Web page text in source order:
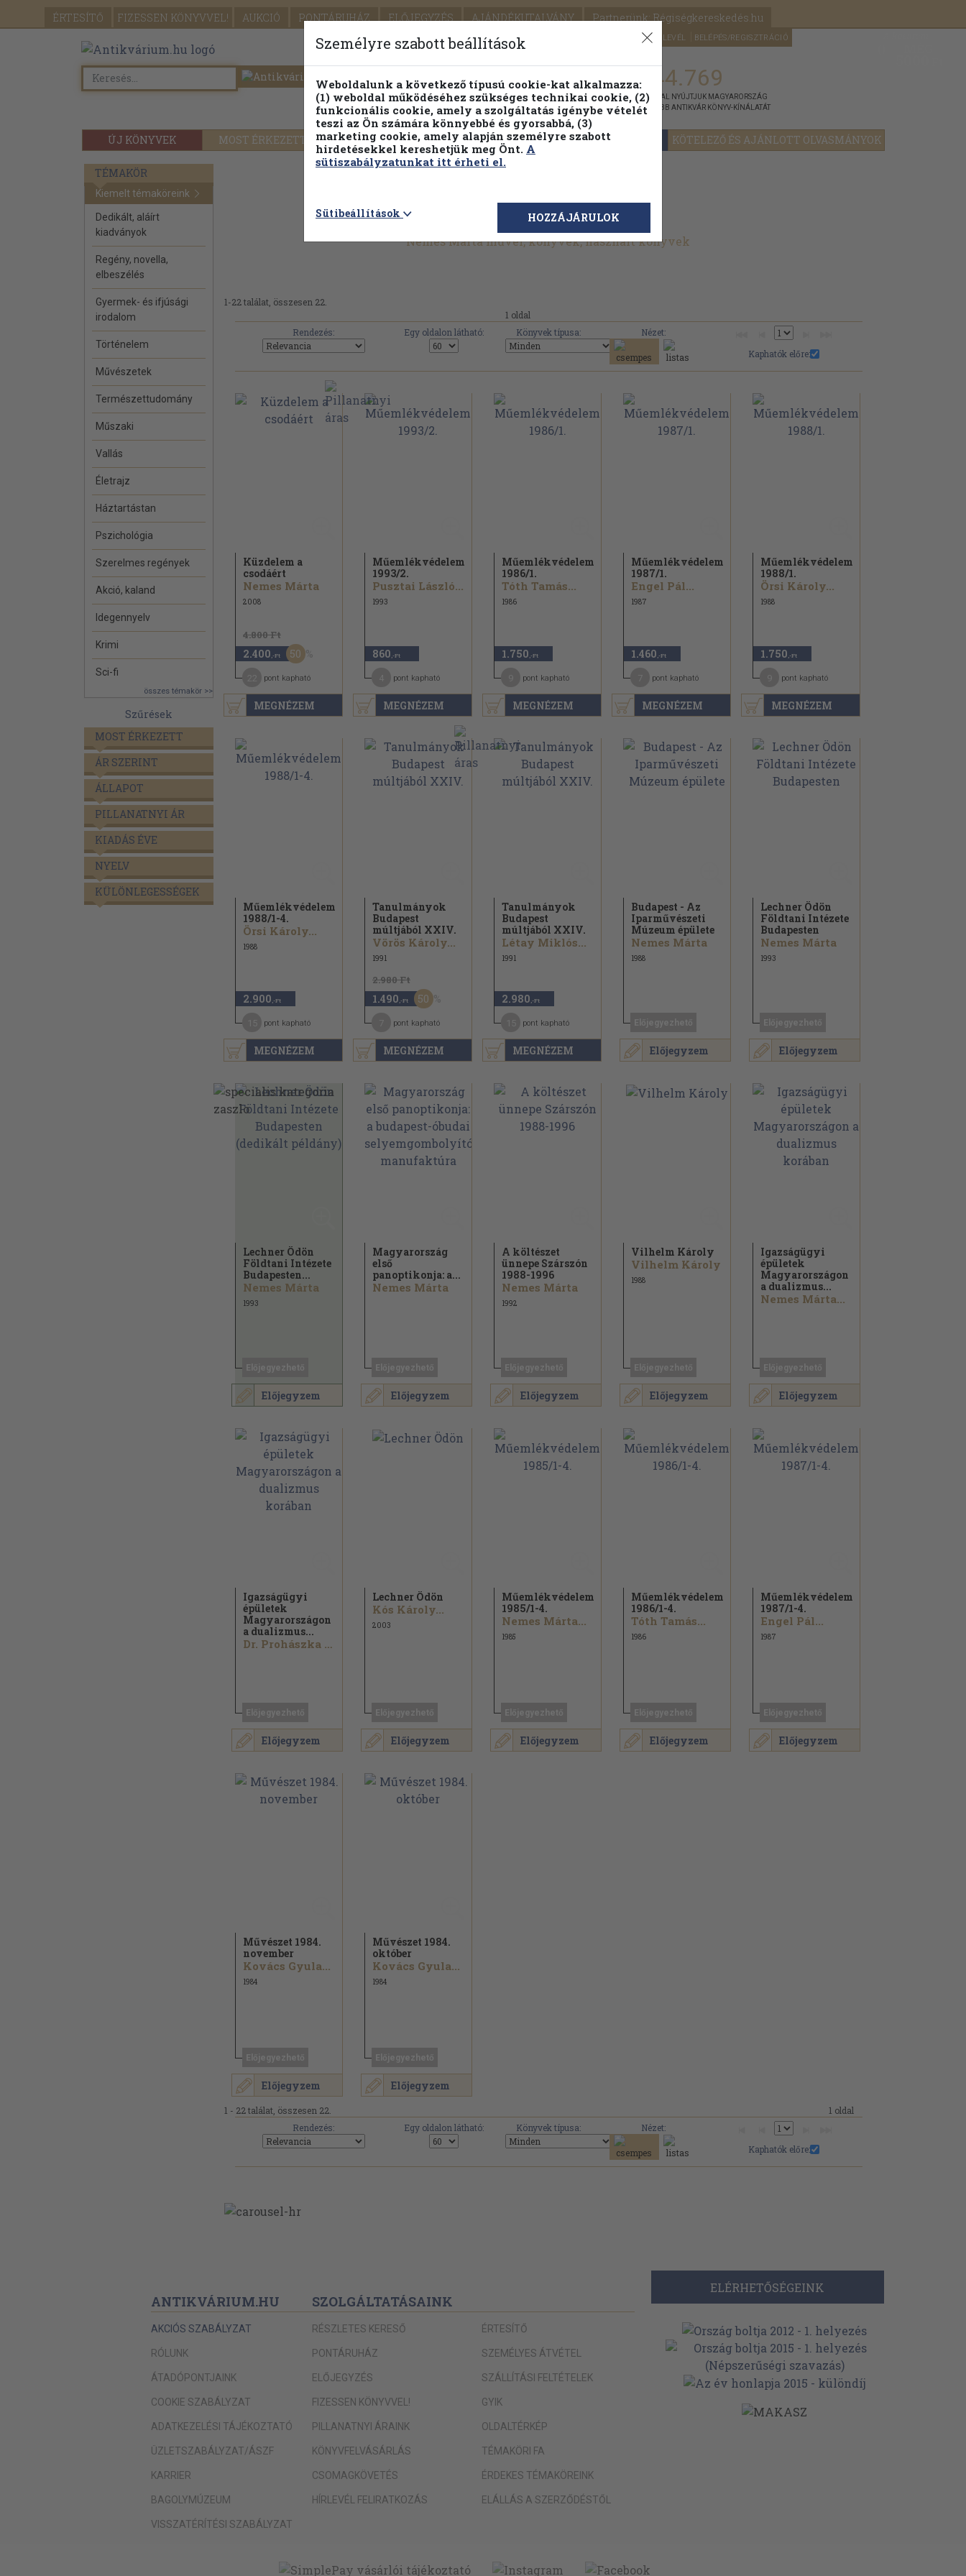
ÉRTESÍTŐ FIZESSEN KÖNYVVEL! AUKCIÓ PONTÁRUHÁZ ELŐJEGYZÉS AJÁNDÉKUTALVÁNY Partnerünk: Régiségkereskedés.hu
SEGÍTSÉG HÍRLEVÉL BELÉPÉS/REGISZTRÁCIÓ
ÚJ KÖNYVEK MOST ÉRKEZETT PILLANATNYI ÁRAINK FENNTARTHATÓ OLVASMÁNYOK KÖTELEZŐ ÉS AJÁNLOTT OLVASMÁNYOK
Részletes kereső Témaköri fa 1.144.769
KIADVÁNNYAL NYÚJTJUK MAGYARORSZÁG
LEGNAGYOBB ANTIKVÁR KÖNYV-KÍNÁLATÁT
TÉMAKÖR
Kiemelt témaköreink
Dedikált, aláírt
kiadványok
Regény, novella,
elbeszélés
Gyermek- és ifjúsági
irodalom
Történelem
Művészetek
Természettudomány
Műszaki
Vallás
Életrajz
Háztartástan
Pszichológia
Szerelmes regények
Akció, kaland
Idegennyelv
Krimi
Sci-fi
összes témakör >>
Szűrések
MOST ÉRKEZETT
ÁR SZERINT
ÁLLAPOT
PILLANATNYI ÁR
KIADÁS ÉVE
NYELV
KÜLÖNLEGESSÉGEK
Nemes Márta művei, könyvek, használt könyvek
1-22 találat, összesen 22.
1 oldal
Rendezés:
Egy oldalon látható: Könyvek típusa:
Nézet:
Kaphatók előre:
MEGNÉZEM
Küzdelem a
csodáért
Nemes Márta
2008
4.800 Ft
2.400 ,-Ft 50
pont kapható
MEGNÉZEM
Műemlékvédelem
1993/2.
Pusztai László...
1993
860 ,-Ft
pont kapható
MEGNÉZEM
Műemlékvédelem
1986/1.
Tóth Tamás...
1986
1.750 ,-Ft
pont kapható
MEGNÉZEM
Műemlékvédelem
1987/1.
Engel Pál...
1987
1.460 ,-Ft
pont kapható
MEGNÉZEM
Műemlékvédelem
1988/1.
Örsi Károly...
1988
1.750 ,-Ft
pont kapható
MEGNÉZEM
Műemlékvédelem
1988/1-4.
Örsi Károly...
1988
2.900 ,-Ft
pont kapható
MEGNÉZEM
Tanulmányok
Budapest
múltjából XXIV.
Vörös Károly...
1991
2.980 Ft
1.490 ,-Ft 50
pont kapható
MEGNÉZEM
Tanulmányok
Budapest
múltjából XXIV.
Létay Miklós...
1991
2.980 ,-Ft
pont kapható
Előjegyzem
Budapest - Az
Iparművészeti
Múzeum épülete
Nemes Márta
1988
Előjegyzem
Lechner Ödön
Földtani Intézete
Budapesten
Nemes Márta
1993
Előjegyzem
Lechner Ödön
Földtani Intézete
Budapesten...
Nemes Márta
1993
Előjegyzem
Magyarország
első
panoptikonja: a...
Nemes Márta
Előjegyzem
A költészet
ünnepe Szárszón
1988-1996
Nemes Márta
1992
Előjegyzem
Vilhelm Károly
Vilhelm Károly
1988
Előjegyzem
Igazságügyi
épületek
Magyarországon
a dualizmus...
Nemes Márta...
Előjegyzem
Igazságügyi
épületek
Magyarországon
a dualizmus...
Dr. Prohászka László...
Előjegyzem
Lechner Ödön
Kós Károly...
2003
Előjegyzem
Műemlékvédelem
1985/1-4.
Nemes Márta...
1985
Előjegyzem
Műemlékvédelem
1986/1-4.
Tóth Tamás...
1986
Előjegyzem
Műemlékvédelem
1987/1-4.
Engel Pál...
1987
Előjegyzem
Művészet 1984.
november
Kovács Gyula...
1984
Előjegyzem
Művészet 1984.
október
Kovács Gyula...
1984
1 - 22 találat, összesen 22.
1 oldal
Rendezés:
Egy oldalon látható: Könyvek típusa:
Nézet:
Kaphatók előre:
ANTIKVÁRIUM.HU
AKCIÓS SZABÁLYZAT
RÓLUNK
ÁTADÓPONTJAINK
COOKIE SZABÁLYZAT
ADATKEZELÉSI TÁJÉKOZTATÓ
ÜZLETSZABÁLYZAT/ÁSZF
KARRIER
BAGOLYMÚZEUM
VISSZATÉRÍTÉSI SZABÁLYZAT
SZOLGÁLTATÁSAINK
RÉSZLETES KERESŐ
PONTÁRUHÁZ
ELŐJEGYZÉS
FIZESSEN KÖNYVVEL!
PILLANATNYI ÁRAINK
KÖNYVFELVÁSÁRLÁS
CSOMAGKÖVETÉS
HÍRLEVÉL FELIRATKOZÁS
ÉRTESÍTŐ
SZEMÉLYES ÁTVÉTEL
SZÁLLÍTÁSI FELTÉTELEK
GYIK
OLDALTÉRKÉP
TÉMAKÖRI FA
ÉRDEKES TÉMAKÖREINK
ELÁLLÁS A SZERZŐDÉSTŐL
ELÉRHETŐSÉGEINK
Személyre szabott beállítások
Weboldalunk a következő típusú cookie-kat alkalmazza:
(1) weboldal működéséhez szükséges technikai cookie, (2)
funkcionális cookie, amely a szolgáltatás igénybe vételét
teszi az Ön számára könnyebbé és gyorsabbá, (3)
marketing cookie, amely alapján személyre szabott
hirdetésekkel kereshetjük meg Önt. A
sütiszabályzatunkat itt érheti el.
Sütibeállítások HOZZÁJÁRULOK